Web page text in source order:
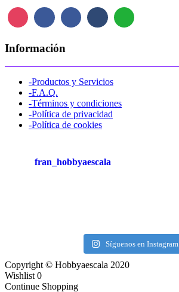
Información
-Productos y Servicios
-F.A.Q.
-Términos y condiciones
-Política de privacidad
-Política de cookies
fran_hobbyaescala
Síguenos en Instagram
Copyright © Hobbyaescala 2020
Wishlist 0
Continue Shopping